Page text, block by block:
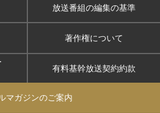
放送番組の編集の基準
著作権について
有料基幹放送契約約款
マガジンのご案内